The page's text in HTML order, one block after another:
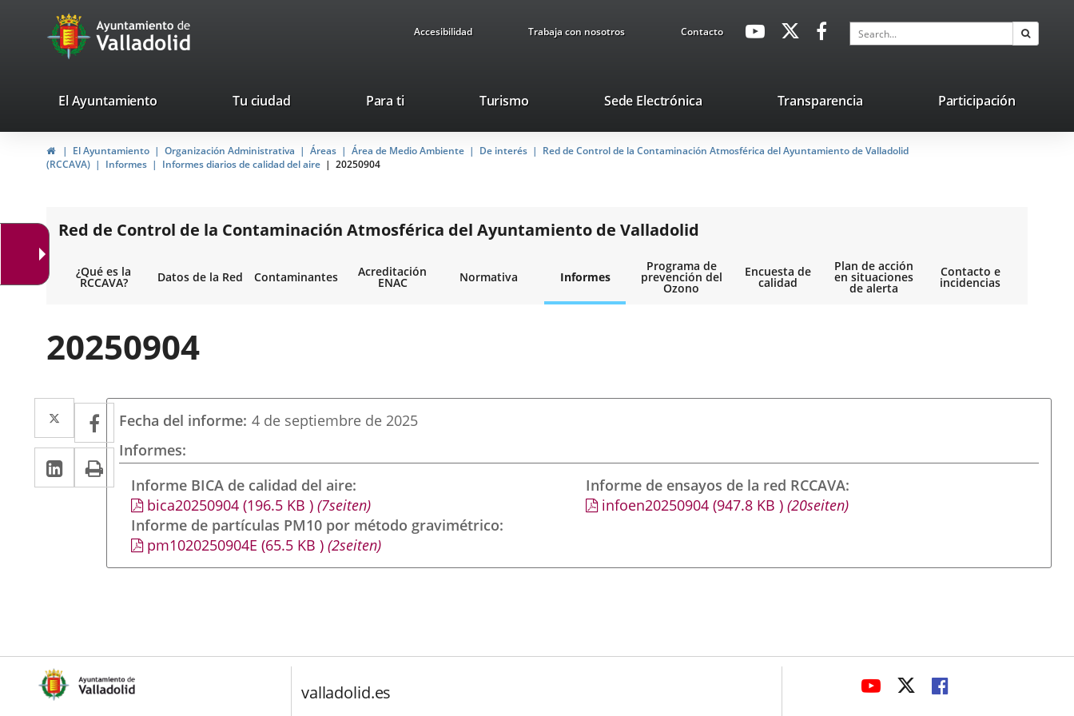
Portal
Web
Ayuntamiento
de
Valladolid
Accesibilidad Trabaja con nosotros ContactoavaHeaderSocial
Link
Link
application.
application.
Search
valladolid.es
El Ayuntamiento Tu ciudad Para ti TurismoThis
will
open
up
window.
Sede ElectrónicaLink
external
application.
Transparencia Participación
HomeEl Ayuntamiento Organización Administrativa Áreas Área de Medio Ambiente De interés
Red de Control de la Contaminación Atmosférica del Ayuntamiento de Valladolid
(RCCAVA)
Informes Informes diarios de calidad del aire 20250904
Red de Control de la Contaminación Atmosférica del Ayuntamiento de Valladolid
¿Qué es la
RCCAVA? Datos de la Red Contaminantes Acreditación
ENAC Normativa Informes
Programa de
prevención del
Ozono
Encuesta de
calidad
Plan de acción
en situaciones
de alerta
Contacto e
incidencias
20250904
Twitter
Enlace
a
una
aplicación
externa.
Facebook
Enlace
a
una
aplicación
externa.
Linkedin
Enlace
a
aplicación
externa.
Print
Fecha del informe 4 de septiembre de 2025
Informes
Informe BICA de calidad del aire
bica20250904(196.5 KB )(7seiten)
Informe de partículas PM10 por método gravimétrico
pm1020250904E (65.5 KB )(2seiten)
Informe de ensayos de la red RCCAVA
infoen20250904 (947.8 KB) (20seiten)
valladolid.es
LINK
LINKLINK